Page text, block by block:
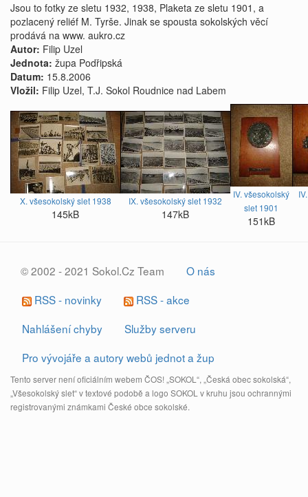
Jsou to fotky ze sletu 1932, 1938, Plaketa ze sletu 1901, a
pozlacený reliéf M. Tyrše. Jinak se spousta sokolských věcí
prodává na www. aukro.cz
Autor: Filip Uzel
Jednota: župa Podřipská
Datum: 15.8.2006
Vložil: Filip Uzel, T.J. Sokol Roudnice nad Labem
X. všesokolský slet 1938
145kB
IX. všesokolský slet 1932
147kB
IV. všesokolský
slet 1901
151kB
© 2002 - 2021 Sokol.Cz Team
O nás
RSS - novinky
RSS - akce
Nahlášení chyby
Služby serveru
Pro vývojáře a autory webů jednot a žup
Tento server není oficiálním webem ČOS! „SOKOL“, „Česká obec sokolská“,
„Všesokolský slet“ v textové podobě a logo SOKOL v kruhu jsou ochrannými
registrovanými známkami České obce sokolské.